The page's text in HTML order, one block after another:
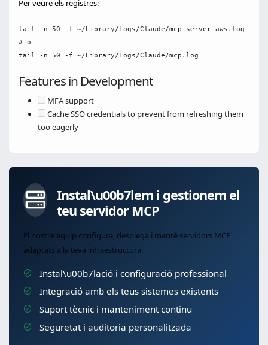
Per veure els registres:
tail -n 50 -f ~/Library/Logs/Claude/mcp-server-aws.log
# o
Features in Development
MFA support
Cache SSO credentials to prevent from refreshing them
too eagerly
Instal\u00b7lem i gestionem el
teu servidor MCP
El nostre equip configura, desplega i manté servidors MCP
adaptats a la teva infraestructura.
Instal\u00b7lació i configuració professional
Integració amb els teus sistemes existents
Suport tècnic i manteniment continu
Seguretat i auditoria personalitzada